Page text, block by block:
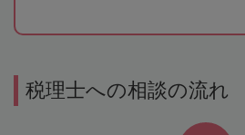
税理士への相談の流れ